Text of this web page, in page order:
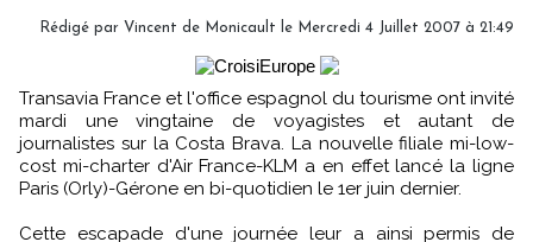
Rédigé par Vincent de Monicault le Mercredi 4 Juillet 2007 à 21:49
Transavia France et l'office espagnol du tourisme ont invité
mardi une vingtaine de voyagistes et autant de
journalistes sur la Costa Brava. La nouvelle filiale mi-low-
cost mi-charter d'Air France-KLM a en effet lancé la ligne
Paris (Orly)-Gérone en bi-quotidien le 1er juin dernier.
Cette escapade d'une journée leur a ainsi permis de